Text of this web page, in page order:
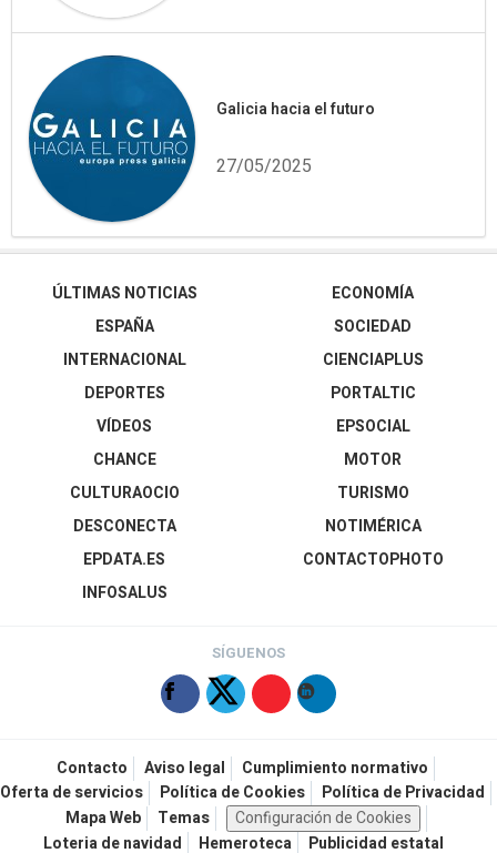
Galicia hacia el futuro
27/05/2025
ÚLTIMAS NOTICIAS
ESPAÑA
INTERNACIONAL
DEPORTES
VÍDEOS
ECONOMÍA
SOCIEDAD
CIENCIAPLUS
PORTALTIC
EPSOCIAL
CHANCE
CULTURAOCIO
DESCONECTA
EPDATA.ES
INFOSALUS
MOTOR
TURISMO
NOTIMÉRICA
CONTACTOPHOTO
SÍGUENOS
Contacto Aviso legal
Cumplimiento normativo
Oferta de servicios
Política de Cookies
Política de Privacidad
Mapa Web
Temas
Configuración de Cookies
Loteria de navidad
Hemeroteca Publicidad estatal